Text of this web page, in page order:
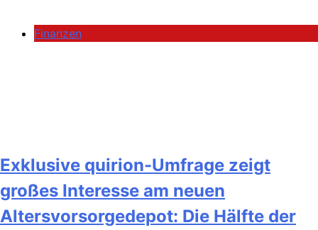
Finanzen
Exklusive quirion-Umfrage zeigt
großes Interesse am neuen
Altersvorsorgedepot: Die Hälfte der